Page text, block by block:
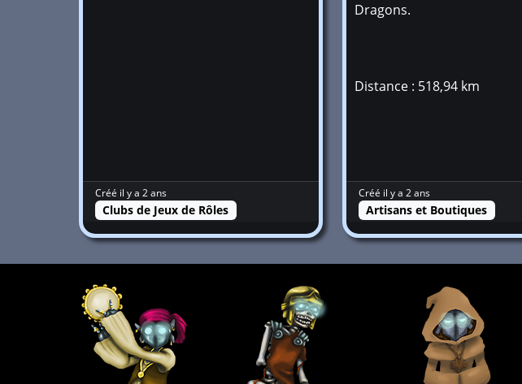
Créé il y a 2 ans
Clubs de Jeux de Rôles
Dragons.
Distance : 518,94 km
Créé il y a 2 ans
Artisans et Boutiques